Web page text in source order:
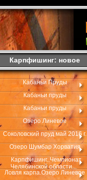
Карпфишинг: новое
Кабаньи Пруды
Кабаньи пруды
Кабаньи пруды
Озеро Линевое
Соколовский пруд май 2016 г.
Озеро Шумбар Хорватия
Карпфишинг..Чемпионат
Челябинской области...
Ловля карпа.Озеро Линевое